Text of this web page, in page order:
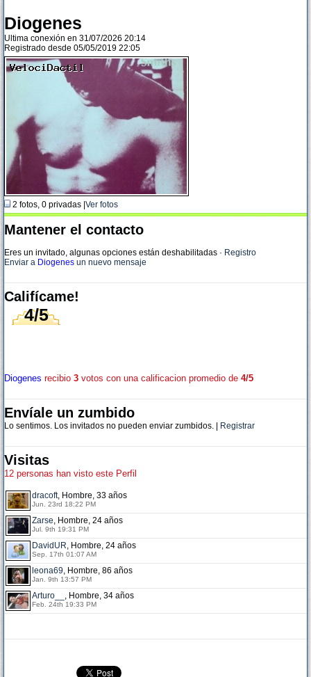
Diogenes
Ultima conexión en 31/07/2026 20:14
Registrado desde 05/05/2019 22:05
2 fotos, 0 privadas | Ver fotos
Mantener el contacto
Eres un invitado, algunas opciones están deshabilitadas · Registro
Enviar a Diogenes un nuevo mensaje
Califícame!
4/5
Diogenes recibio 3 votos con una calificacion promedio de 4/5
Envíale un zumbido
Lo sentimos. Los invitados no pueden enviar zumbidos. | Registrar
Visitas
12 personas han visto este Perfil
dracoft, Hombre, 33 años
Jun. 23rd 18:22 PM
Zarse, Hombre, 24 años
Jul. 9th 19:31 PM
DavidUR, Hombre, 24 años
Sep. 17th 01:07 AM
leona69, Hombre, 86 años
Jan. 9th 13:57 PM
Arturo__ , Hombre, 34 años
Feb. 24th 19:33 PM